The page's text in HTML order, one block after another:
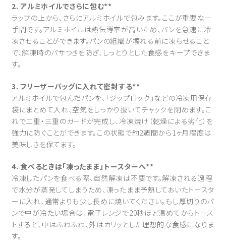
2. アルミホイルでさらに包む**
ラップの上から、さらにアルミホイルで包みます。ここが重要な一
手間です。アルミホイルは熱伝導率が高いため、パンを急速に冷
凍させることができます。パンの組織が壊れる前に凍らせること
で、解凍時のパサつきを防ぎ、しっとりとした食感をキープできま
す。
3. フリーザーバッグに入れて密封する**
アルミホイルで包んだパンを、「ジップロック」などの冷凍用保存
袋にまとめて入れ、空気をしっかり抜いてチャックを閉めます。こ
れで二重・三重のガードが完成し、冷凍焼け（乾燥による劣化）を
強力に防ぐことができます。この状態で約2週間から1ヶ月程度は
美味しさを保てます。
4. 食べるときは「凍ったまま」トースターへ**
冷凍したパンを食べる際、自然解凍は不要です。解凍される過程
で水分が蒸発してしまうため、凍ったまま予熱しておいたトースタ
ーに入れ、通常よりも少し長めに焼いてください。もし厚切りのパ
ンで中が冷たい場合は、電子レンジで20秒ほど温めてからトース
トすると、中はふわふわ、外はカリッとした理想的な食感になりま
す。